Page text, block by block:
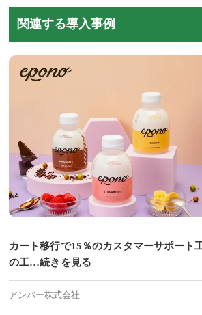
関連する導入事例
カート移行で15％のカスタマーサポート
の工…続きを見る
アンバー株式会社